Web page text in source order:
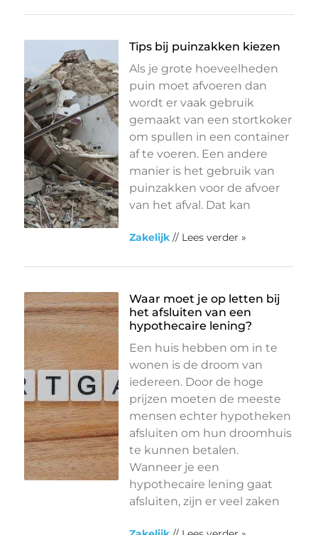
Tips bij puinzakken kiezen
Als je grote hoeveelheden
puin moet afvoeren dan
wordt er vaak gebruik
gemaakt van een stortkoker
om spullen in een container
af te voeren. Een andere
manier is het gebruik van
puinzakken voor de afvoer
van het afval. Dat kan
Zakelijk // Lees verder »
Waar moet je op letten bij
het afsluiten van een
hypothecaire lening?
Een huis hebben om in te
wonen is de droom van
iedereen. Door de hoge
prijzen moeten de meeste
mensen echter hypotheken
afsluiten om hun droomhuis
te kunnen betalen.
Wanneer je een
hypothecaire lening gaat
afsluiten, zijn er veel zaken